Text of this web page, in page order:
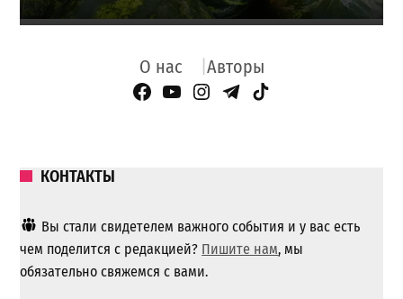
О нас Авторы
Facebook Page
YouTube
Instagram
Telegram
TikTok
КОНТАКТЫ
Вы стали свидетелем важного события и у вас есть
чем поделится с редакцией? Пишите нам, мы
обязательно свяжемся с вами.